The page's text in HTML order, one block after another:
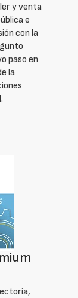
y venta
e
con la
paso en
la